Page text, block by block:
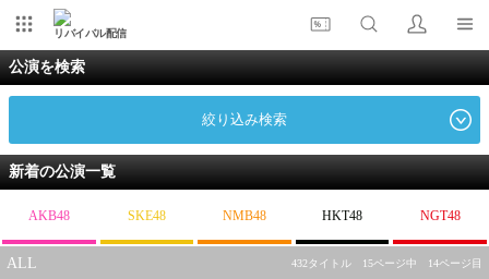
リバイバル配信
公演を検索
絞り込み検索
新着の公演一覧
AKB48 SKE48 NMB48 HKT48 NGT48
ALL 432タイトル 15ページ中 14ページ目